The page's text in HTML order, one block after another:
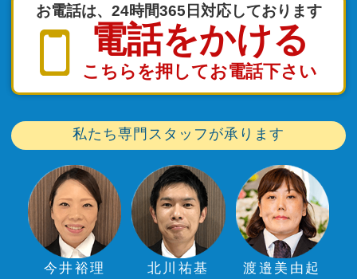
お電話は、24時間365日対応しております
電話をかける
こちらを押してお電話下さい
私たち専門スタッフが承ります
今井裕理 北川祐基 渡邉美由起